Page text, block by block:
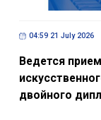
04:59 21 July 2026
Ведется
двойного